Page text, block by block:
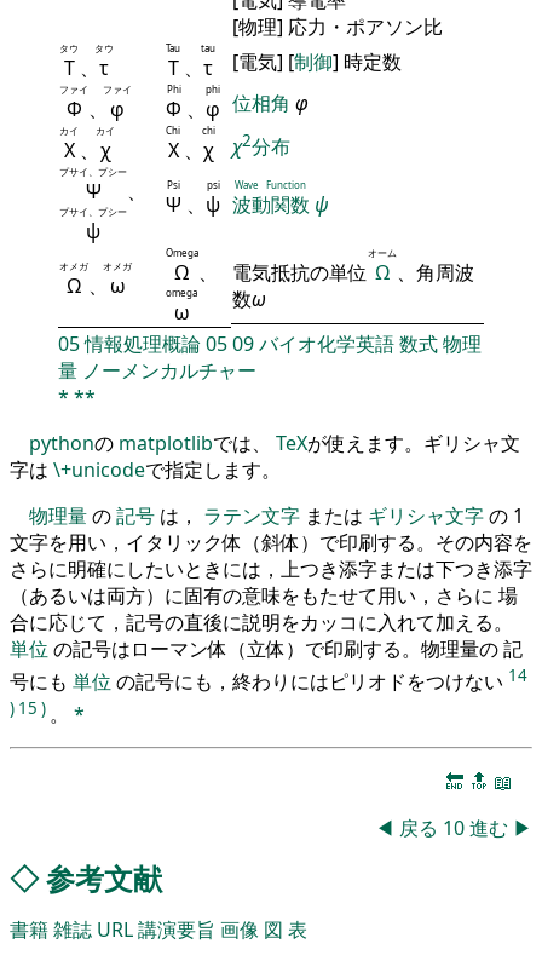
[物理] 応力・ポアソン比
Τ
タウ
、 τ
タウ
Τ
Tau
、 τ
tau
[電気] [制御] 時定数
Φ
ファイ
、 φ
ファイ
Φ
Phi
、 φ
phi
位相角 φ
Χ
カイ
、 χ
カイ
Χ
Chi
、 χ
chi
χ2分布
Ψ
プサイ、プシー
、
ψ
プサイ、プシー Ψ
Psi
、 ψ
psi
波動関数
Wave Function
ψ
Ω
オメガ
、 ω
オメガ Ω
Omega
、
ω
omega
電気抵抗の単位 Ω
オーム
、角周波
数ω
05情報処理概論0509バイオ化学英語数式物理
量 ノーメンカルチャー
* **
pythonの matplotlibでは、 TeXが使えます。ギリシャ文
字は \+unicodeで指定します。
物理量の記号 は， ラテン文字 または ギリシャ文字の 1
文字を用い，イタリック体（斜体）で印刷する。その内容を
さらに明確にしたいときには，上つき添字または下つき添字
（あるいは両方）に固有の意味をもたせて用い，さらに 場
合に応じて，記号の直後に説明をカッコに入れて加える。
単位 の記号はローマン体（立体）で印刷する。物理量の 記
号にも 単位 の記号にも，終わりにはピリオドをつけない 14
) 15 ) 。 *
🔚 🔝 📖
◀ 戻る 10進む ▶
◇参考文献
書籍雑誌 URL講演要旨 画像 図 表